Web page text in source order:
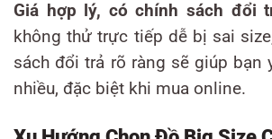
Giá hợp lý, có chính sách đổi
không thử trực tiếp dễ bị sai
sách đổi trả rõ ràng sẽ giúp bạn
nhiều, đặc biệt khi mua online.